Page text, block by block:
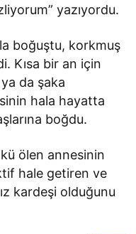
yazıyordu.
boğuştu, korkmuş
Kısa bir an için
da şaka
hala hayatta
boğdu.
ölen annesinin
hale getiren ve
kardeşi olduğunu